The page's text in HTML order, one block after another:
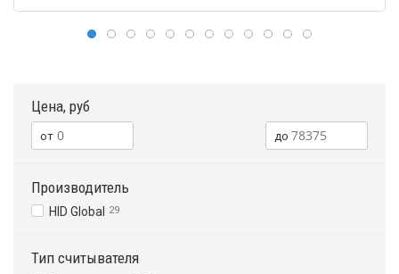
Цена, руб
Производитель
HID Global 29
Тип считывателя